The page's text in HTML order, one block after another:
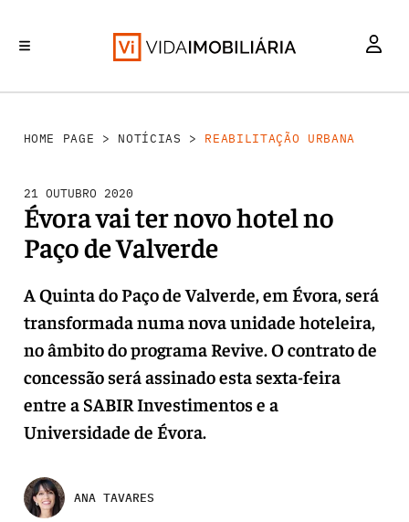
HOME PAGE > NOTÍCIAS > REABILITAÇÃO URBANA
21 OUTUBRO 2020
Évora vai ter novo hotel no
Paço de Valverde
A Quinta do Paço de Valverde, em Évora, será
transformada numa nova unidade hoteleira,
no âmbito do programa Revive. O contrato de
concessão será assinado esta sexta-feira
entre a SABIR Investimentos e a
Universidade de Évora.
ANA TAVARES